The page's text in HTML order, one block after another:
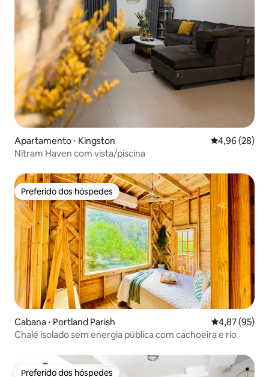
Apartamento ⋅ Kingston 4,96 de uma
4,96 (28)
Nitram Haven com vista/piscina
Preferido dos hóspedes
Preferido dos hóspedes
Cabana ⋅ Portland Parish 4,87 de uma
4,87 (95)
Chalé isolado sem energia pública com cachoeira e rio
Preferido dos hóspedes